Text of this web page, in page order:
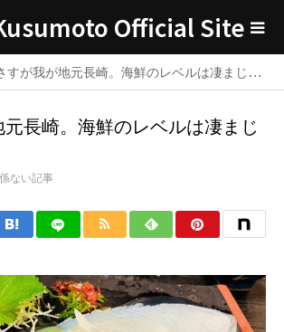
Official Site
すが我が地元長崎。海鮮のレベルは凄まじい。
元長崎。海鮮のレベルは凄まじ
ない記事